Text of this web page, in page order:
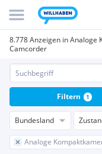
8.778 Anzeigen in Analoge
Camcorder
Bundesland
Analoge
Filtern 1